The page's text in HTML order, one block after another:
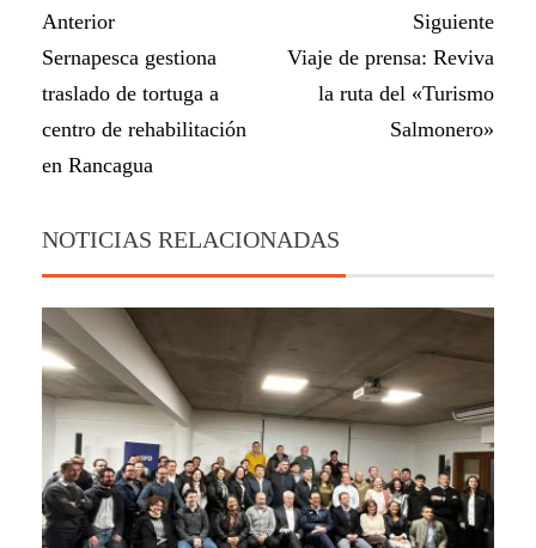
Anterior
Sernapesca gestiona
traslado de tortuga a
centro de rehabilitación
en Rancagua
Siguiente
Viaje de prensa: Reviva
la ruta del «Turismo
Salmonero»
NOTICIAS RELACIONADAS